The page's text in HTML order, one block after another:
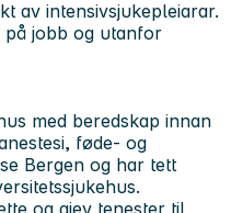
av intensivsjukepleiarar.
på jobb og utanfor
med beredskap innan
føde- og
Bergen og har tett